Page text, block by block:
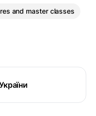
and master classes